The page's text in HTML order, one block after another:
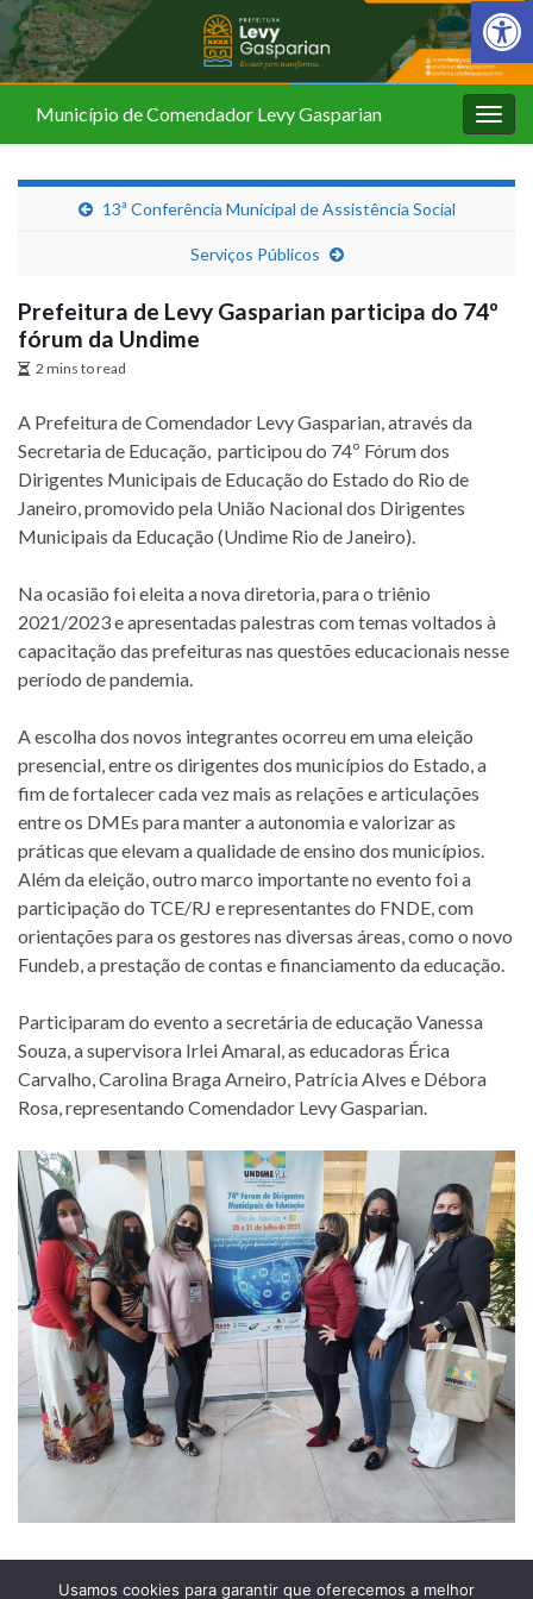
Barra de
Município de Comendador Levy Gasparian
13ª Conferência Municipal de Assistência Social
Serviços Públicos
Prefeitura de Levy Gasparian participa do 74º
fórum da Undime
2 mins to read
A Prefeitura de Comendador Levy Gasparian, através da
Secretaria de Educação, participou do 74º Fórum dos
Dirigentes Municipais de Educação do Estado do Rio de
Janeiro, promovido pela União Nacional dos Dirigentes
Municipais da Educação (Undime Rio de Janeiro).
Na ocasião foi eleita a nova diretoria, para o triênio
2021/2023 e apresentadas palestras com temas voltados à
capacitação das prefeituras nas questões educacionais nesse
período de pandemia.
A escolha dos novos integrantes ocorreu em uma eleição
presencial, entre os dirigentes dos municípios do Estado, a
fim de fortalecer cada vez mais as relações e articulações
entre os DMEs para manter a autonomia e valorizar as
práticas que elevam a qualidade de ensino dos municípios.
Além da eleição, outro marco importante no evento foi a
participação do TCE/RJ e representantes do FNDE, com
orientações para os gestores nas diversas áreas, como o novo
Fundeb, a prestação de contas e financiamento da educação.
Participaram do evento a secretária de educação Vanessa
Souza, a supervisora Irlei Amaral, as educadoras Érica
Carvalho, Carolina Braga Arneiro, Patrícia Alves e Débora
Rosa, representando Comendador Levy Gasparian.
Usamos cookies para garantir que oferecemos a melhor